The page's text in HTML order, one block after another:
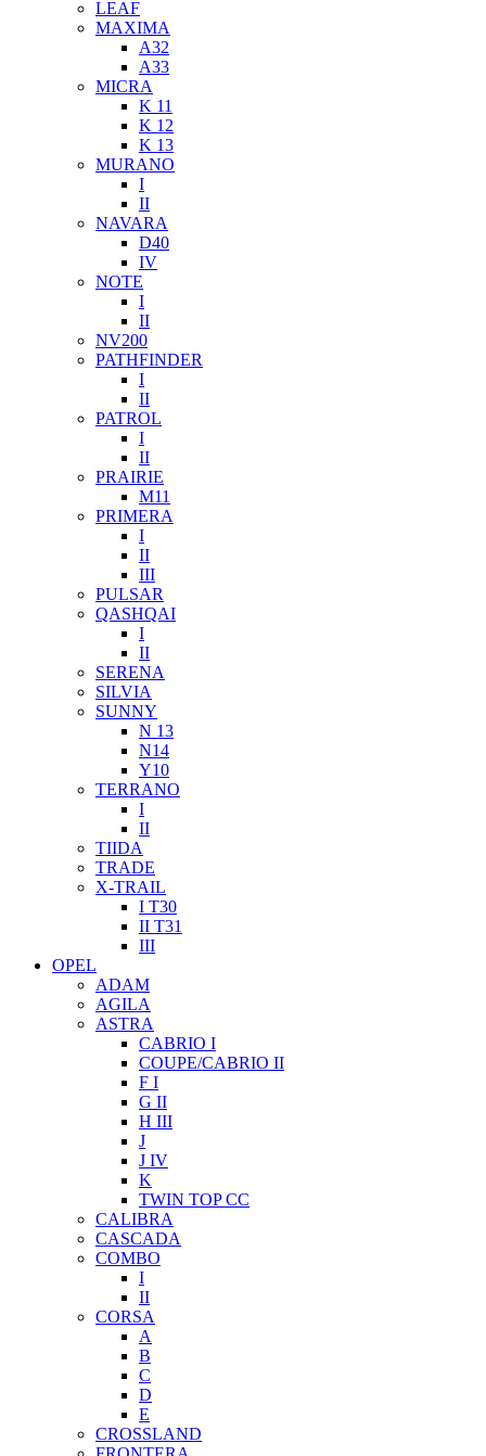
LEAF
MAXIMA
A32
A33
MICRA
K 11
K 12
K 13
MURANO
I
II
NAVARA
D40
IV
NOTE
I
II
NV200
PATHFINDER
I
II
PATROL
I
II
PRAIRIE
M11
PRIMERA
I
II
III
PULSAR
QASHQAI
I
II
SERENA
SILVIA
SUNNY
N 13
N14
Y10
TERRANO
I
II
TIIDA
TRADE
X-TRAIL
I T30
II T31
III
OPEL
ADAM
AGILA
ASTRA
CABRIO I
COUPE/CABRIO II
F I
G II
H III
J
J IV
K
TWIN TOP CC
CALIBRA
CASCADA
COMBO
I
II
CORSA
A
B
C
D
E
CROSSLAND